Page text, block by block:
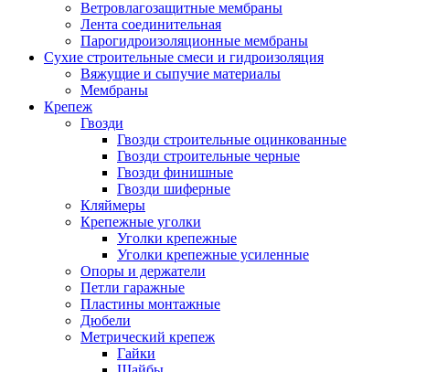
Ветровлагозащитные мембраны
Лента соединительная
Парогидроизоляционные мембраны
Сухие строительные смеси и гидроизоляция
Вяжущие и сыпучие материалы
Мембраны
Крепеж
Гвозди
Гвозди строительные оцинкованные
Гвозди строительные черные
Гвозди финишные
Гвозди шиферные
Кляймеры
Крепежные уголки
Уголки крепежные
Уголки крепежные усиленные
Опоры и держатели
Петли гаражные
Пластины монтажные
Дюбели
Метрический крепеж
Гайки